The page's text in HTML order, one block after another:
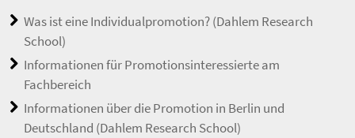
Was ist eine Individualpromotion? (Dahlem Research
School)
Informationen für Promotionsinteressierte am
Fachbereich
Informationen über die Promotion in Berlin und
Deutschland (Dahlem Research School)